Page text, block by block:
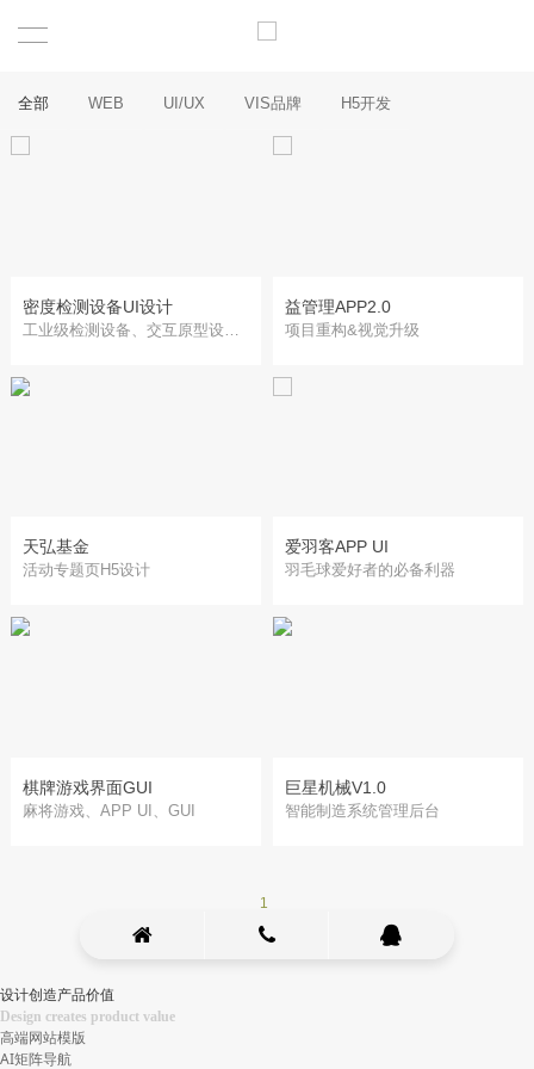
密度检测设备UI设计 益管理APP2.0
项目重构&视觉升级
天弘基金
活动专题页H5设计
爱羽客APP UI
羽毛球爱好者的必备利器
棋牌游戏界面GUI
麻将游戏、APP UI、GUI
巨星机械V1.0
智能制造系统管理后台
1
设计创造产品价值
Design creates product value
高端网站模版
AI矩阵导航
全部 WEB UI/UX VIS品牌 H5开发